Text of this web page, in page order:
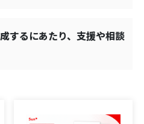
するにあたり、支援や相談